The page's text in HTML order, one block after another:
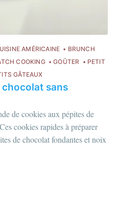
AMÉRICAINE
BRUNCH
COOKING GOÛTER
PETIT
GÂTEAUX
sans
de cookies aux pépites de
cookies rapides à préparer
de chocolat fondantes et noix